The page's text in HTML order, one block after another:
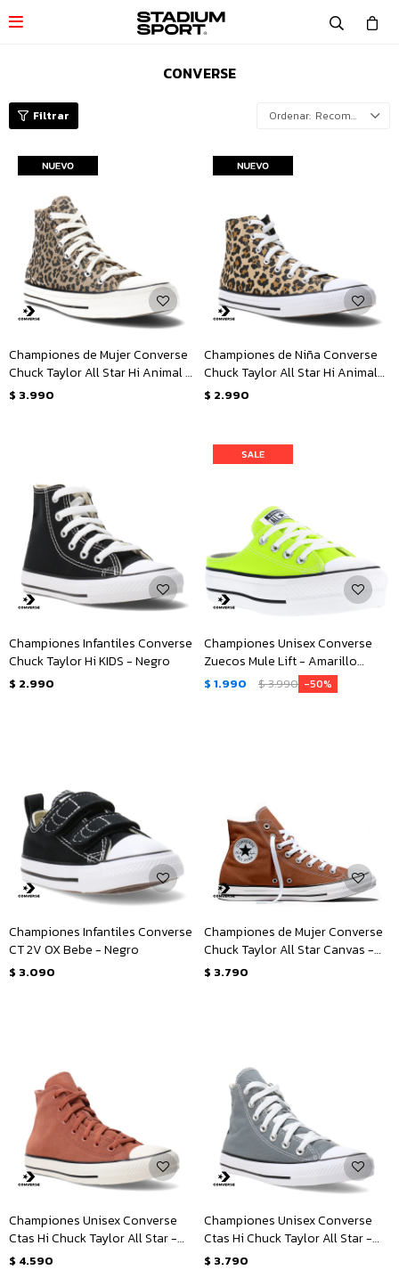

CONVERSE
Recomendados
Championes de Mujer Converse
Chuck Taylor All Star Hi Animal -
Animal Print
$ 3.990
Championes de Niña Converse
Chuck Taylor All Star Hi Animal
Junior - Animal Print
$ 2.990
Championes Infantiles Converse
Chuck Taylor Hi KIDS - Negro
$ 2.990
Championes Unisex Converse
Zuecos Mule Lift - Amarillo
Limón
$ 1.990 $3.990 50
Championes Infantiles Converse
CT 2V OX Bebe - Negro
$ 3.090
Championes de Mujer Converse
Chuck Taylor All Star Canvas -
Marrón
$ 3.790
Championes Unisex Converse
Ctas Hi Chuck Taylor All Star -
Marrón - Blanco
$ 4.590
Championes Unisex Converse
Ctas Hi Chuck Taylor All Star -
Gris
$ 3.790